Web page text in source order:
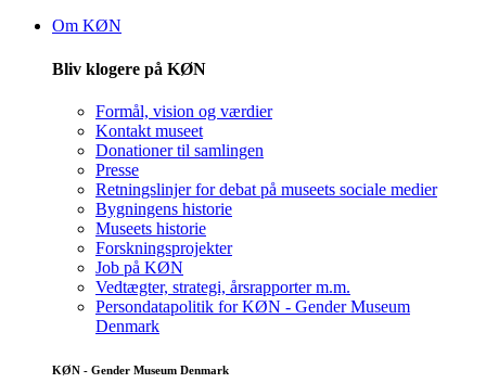
Om KØN
Bliv klogere på KØN
Formål, vision og værdier
Kontakt museet
Donationer til samlingen
Presse
Retningslinjer for debat på museets sociale medier
Bygningens historie
Museets historie
Forskningsprojekter
Job på KØN
Vedtægter, strategi, årsrapporter m.m.
Persondatapolitik for KØN - Gender Museum
Denmark
KØN - Gender Museum Denmark